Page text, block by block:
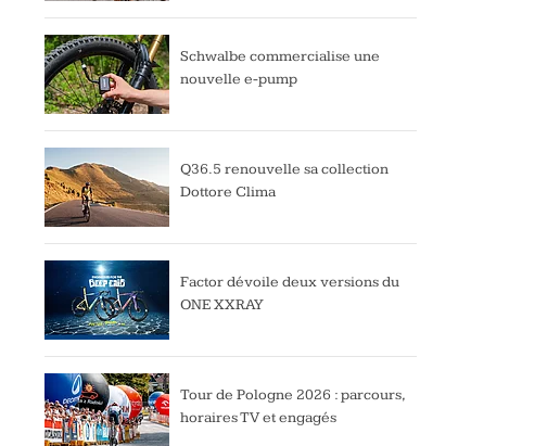
Schwalbe commercialise une
nouvelle e-pump
Q36.5 renouvelle sa collection
Dottore Clima
Factor dévoile deux versions du
ONE XXRAY
Tour de Pologne 2026 : parcours,
horaires TV et engagés